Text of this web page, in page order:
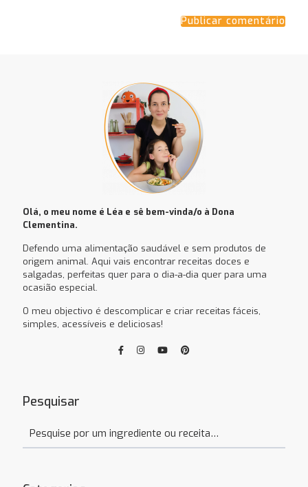
Olá, o meu nome é Léa e sê bem-vinda/o à Dona
Clementina.
Defendo uma alimentação saudável e sem produtos de
origem animal. Aqui vais encontrar receitas doces e
salgadas, perfeitas quer para o dia-a-dia quer para uma
ocasião especial.
O meu objectivo é descomplicar e criar receitas fáceis,
simples, acessíveis e deliciosas!
Pesquisar